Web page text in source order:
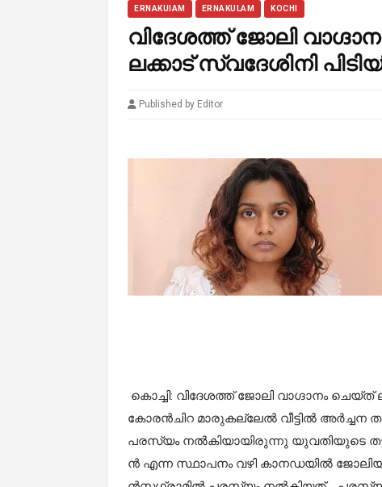
ERNAKUIAM ERNAKULAM KOCHI
വി​ദേ​ശ​ത്ത് ജോ​ലി
ല​ക്കാ​ട് സ്വ​ദേ​ശി​നി
Published by Editor
കൊ​ച്ചി: വി​ദേ​ശ​ത്ത് ജോ​ലി വാ​ഗ്ദാ​നം ചെ​യ്ത്
കോ​ര​ൻ​ചി​റ മാ​രു​ക​ല്ലേ​ൽ വീ​ട്ടി​ൽ അ​ർ​ച്ച​ന
പ​ര​സ്യം ന​ൽ​കി​യാ​യി​രു​ന്നു യു​വ​തി​യു​ടെ
ൻ എ​ന്ന സ്ഥാ​പ​നം വ​ഴി കാ​ന​ഡ​യി​ല്‍